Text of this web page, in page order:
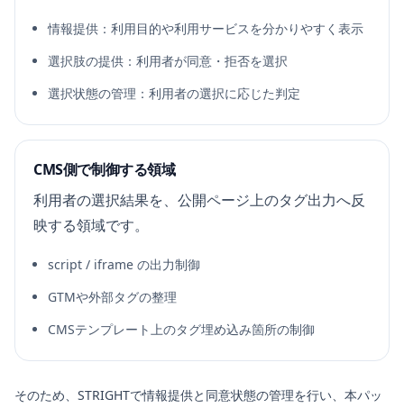
情報提供：利用目的や利用サービスを分かりやすく表示
選択肢の提供：利用者が同意・拒否を選択
選択状態の管理：利用者の選択に応じた判定
CMS側で制御する領域
利用者の選択結果を、公開ページ上のタグ出力へ反
映する領域です。
script / iframe の出力制御
GTMや外部タグの整理
CMSテンプレート上のタグ埋め込み箇所の制御
そのため、STRIGHTで情報提供と同意状態の管理を行い、本パッ